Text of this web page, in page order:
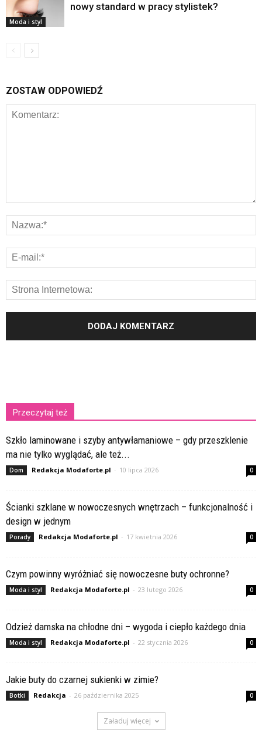
Moda i styl
nowy standard w pracy stylistek?
ZOSTAW ODPOWIEDŹ
Przeczytaj też
Szkło laminowane i szyby antywłamaniowe – gdy przeszklenie
ma nie tylko wyglądać, ale też...
Dom Redakcja Modaforte.pl - 10 lipca 2026 0
Ścianki szklane w nowoczesnych wnętrzach – funkcjonalność i
design w jednym
Porady Redakcja Modaforte.pl - 17 kwietnia 2026 0
Czym powinny wyróżniać się nowoczesne buty ochronne?
Moda i styl Redakcja Modaforte.pl - 23 lutego 2026 0
Odzież damska na chłodne dni – wygoda i ciepło każdego dnia
Moda i styl Redakcja Modaforte.pl - 22 stycznia 2026 0
Jakie buty do czarnej sukienki w zimie?
Botki Redakcja - 26 października 2025 0
Załaduj więcej